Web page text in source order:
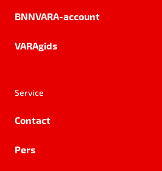
BNNVARA-account
VARAgids
Service
Contact
Pers